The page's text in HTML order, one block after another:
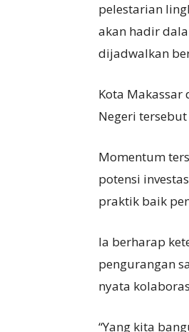
pelestarian
akan hadir
dijadwalkan
Kota
Negeri
Momentum
potensi
praktik baik
Ia berharap
pengurangan
nyata
“Yang kita